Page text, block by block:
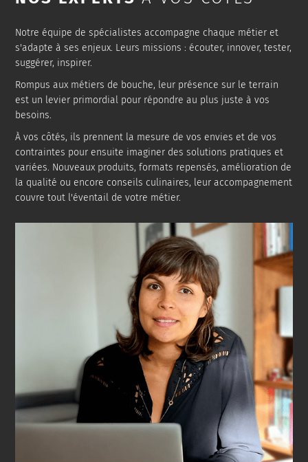
Notre équipe de spécialistes accompagne chaque métier et
s'adapte à ses enjeux. Leurs missions : écouter, innover, tester,
suggérer, inspirer.
Rompus aux métiers de bouche, leur présence sur le terrain
est un levier primordial pour répondre au plus juste à vos
besoins.
À vos côtés, ils prennent la mesure de vos envies et de vos
contraintes pour ensuite imaginer des solutions pratiques et
variées. Nouveaux produits, formats repensés, amélioration de
la qualité ou encore conseils culinaires, leur accompagnement
couvre tout l'éventail de votre métier.